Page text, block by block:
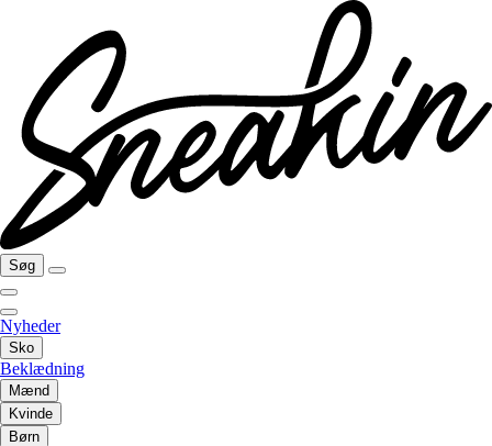
Søg
Nyheder
Sko
Beklædning
Mænd
Kvinde
Børn